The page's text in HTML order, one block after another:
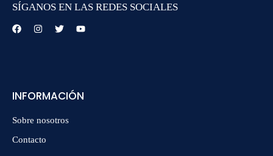
INFORMACIÓN
Sobre nosotros
Contacto
SÍGANOS EN LAS REDES SOCIALES